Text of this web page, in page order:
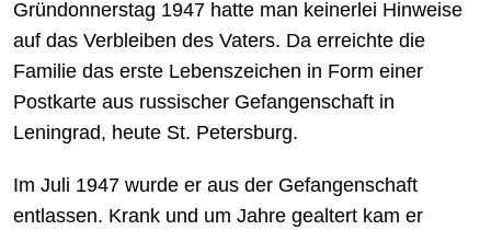
Gründonnerstag 1947 hatte man keinerlei Hinweise
auf das Verbleiben des Vaters. Da erreichte die
Familie das erste Lebenszeichen in Form einer
Postkarte aus russischer Gefangenschaft in
Leningrad, heute St. Petersburg.
Im Juli 1947 wurde er aus der Gefangenschaft
entlassen. Krank und um Jahre gealtert kam er